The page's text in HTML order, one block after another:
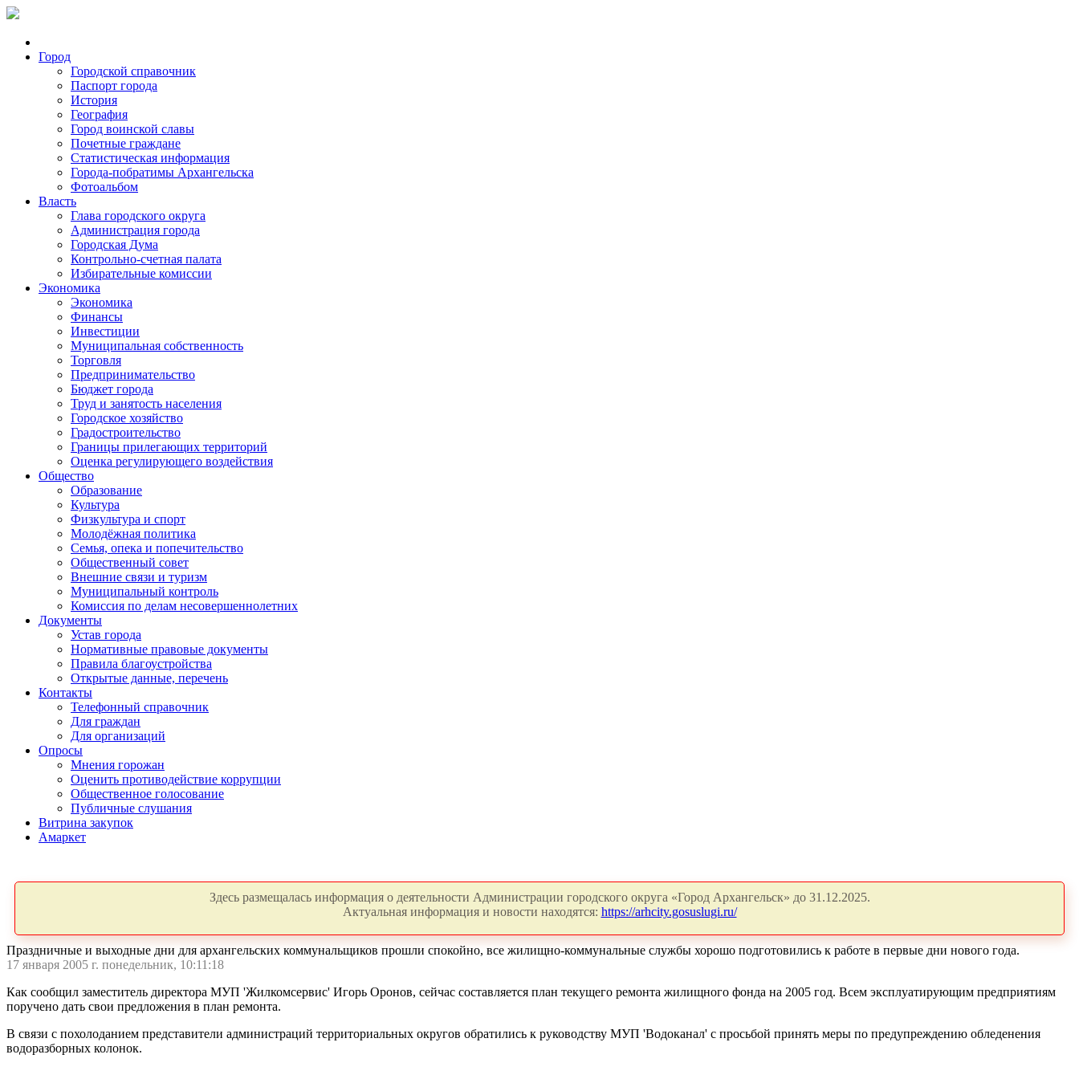
Город
Городской справочник
Паспорт города
История
География
Город воинской славы
Почетные граждане
Статистическая информация
Города-побратимы Архангельска
Фотоальбом
Власть
Глава городского округа
Администрация города
Городская Дума
Контрольно-счетная палата
Избирательные комиссии
Экономика
Экономика
Финансы
Инвестиции
Муниципальная собственность
Торговля
Предпринимательство
Бюджет города
Труд и занятость населения
Городское хозяйство
Градостроительство
Границы прилегающих территорий
Оценка регулирующего воздействия
Общество
Образование
Культура
Физкультура и спорт
Молодёжная политика
Семья, опека и попечительство
Общественный совет
Внешние связи и туризм
Муниципальный контроль
Комиссия по делам несовершеннолетних
Документы
Устав города
Нормативные правовые документы
Правила благоустройства
Открытые данные, перечень
Контакты
Телефонный справочник
Для граждан
Для организаций
Опросы
Мнения горожан
Оценить противодействие коррупции
Общественное голосование
Публичные слушания
Витрина закупок
Амаркет
Здесь размещалась информация о деятельности Администрации городского округа «Город Архангельск» до 31.12.2025.
Актуальная информация и новости находятся: https://arhcity.gosuslugi.ru/
Праздничные и выходные дни для архангельских коммунальщиков прошли спокойно, все жилищно-коммунальные службы хорошо подготовились к работе в первые дни нового года.
17 января 2005 г. понедельник, 10:11:18
Как сообщил заместитель директора МУП 'Жилкомсервис' Игорь Оронов, сейчас составляется план текущего ремонта жилищного фонда на 2005 год. Всем эксплуатирующим предприятиям
поручено дать свои предложения в план ремонта.
В связи с похолоданием представители администраций территориальных округов обратились к руководству МУП 'Водоканал' с просьбой принять меры по предупреждению обледенения
водоразборных колонок.